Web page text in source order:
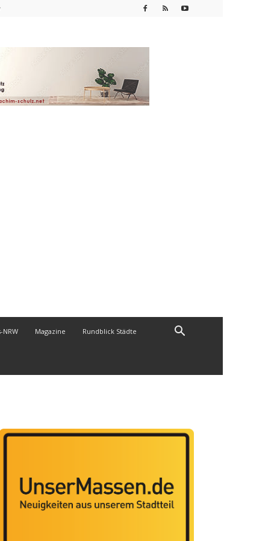
NRW Magazine Rundblick Städte